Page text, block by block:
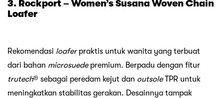
3. Rockport – Women’s Susana Woven Chain
Loafer
Rekomendasi loaferpraktis untuk wanita yang terbuat
dari bahan microsuedepremium. Berpadu dengan fitur
trutech® sebagai peredam kejut dan outsoleTPR untuk
meningkatkan stabilitas gerakan. Desainnya tampak